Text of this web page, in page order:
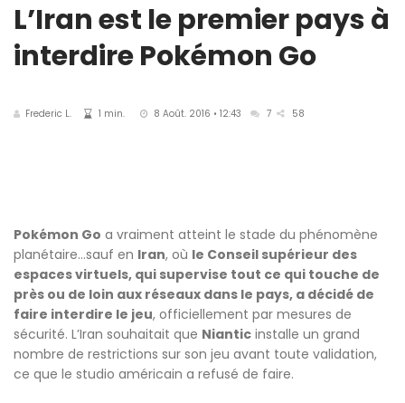
L’Iran est le premier pays à
interdire Pokémon Go
Frederic L. 1 min. 8 Août. 2016 • 12:43 7 58
Pokémon Go a vraiment atteint le stade du phénomène
planétaire…sauf en Iran, où le Conseil supérieur des
espaces virtuels, qui supervise tout ce qui touche de
près ou de loin aux réseaux dans le pays, a décidé de
faire interdire le jeu, officiellement par mesures de
sécurité. L’Iran souhaitait que Niantic installe un grand
nombre de restrictions sur son jeu avant toute validation,
ce que le studio américain a refusé de faire.